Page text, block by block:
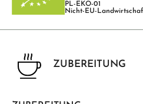
PL-EKO-01
Nicht-EU-
ZUBEREITUNG